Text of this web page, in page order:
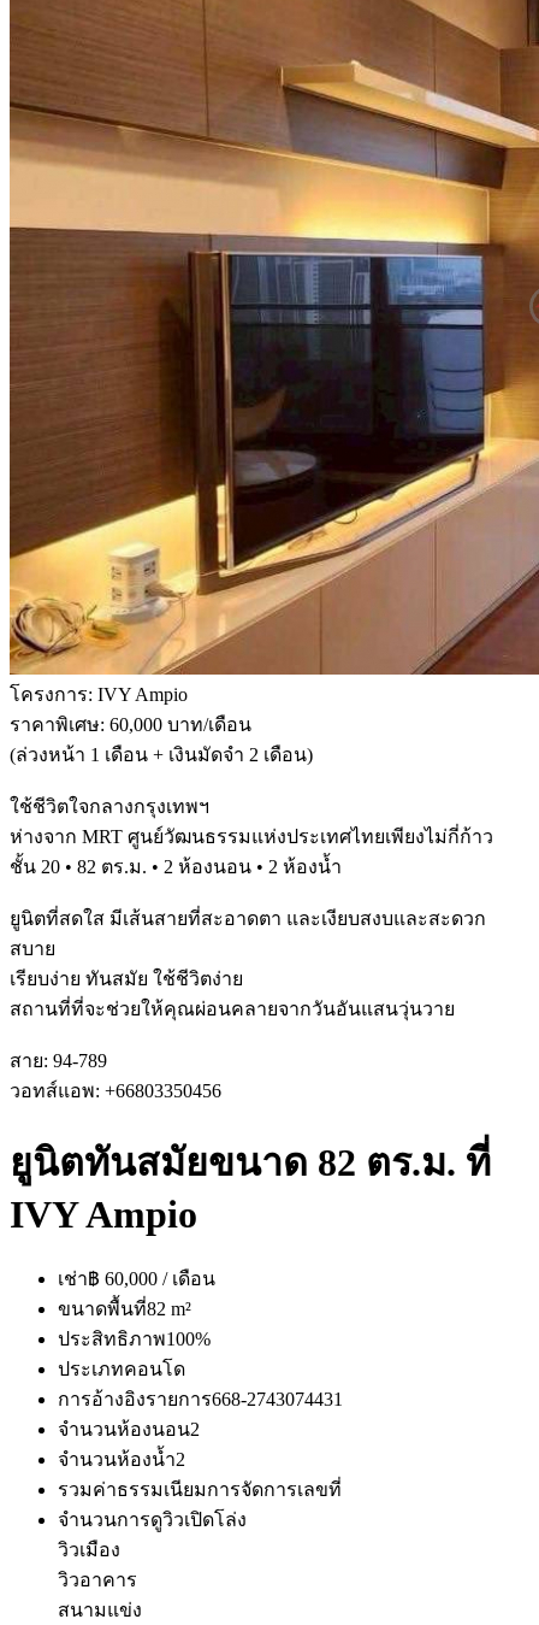
โครงการ: IVY Ampio
ราคาพิเศษ: 60,000 บาท/เดือน
(ล่วงหน้า 1 เดือน + เงินมัดจำ 2 เดือน)
ใช้ชีวิตใจกลางกรุงเทพฯ
ห่างจาก MRT ศูนย์วัฒนธรรมแห่งประเทศไทยเพียงไม่กี่ก้าว
ชั้น 20 • 82 ตร.ม. • 2 ห้องนอน • 2 ห้องน้ำ
ยูนิตที่สดใส มีเส้นสายที่สะอาดตา และเงียบสงบและสะดวก
สบาย
เรียบง่าย ทันสมัย ใช้ชีวิตง่าย
สถานที่ที่จะช่วยให้คุณผ่อนคลายจากวันอันแสนวุ่นวาย
สาย: 94-789
วอทส์แอพ: +66803350456
ยูนิตทันสมัยขนาด 82 ตร.ม. ที่
IVY Ampio
เช่า฿ 60,000 / เดือน
ขนาดพื้นที่82 m²
ประสิทธิภาพ100%
ประเภทคอนโด
การอ้างอิงรายการ668-2743074431
จำนวนห้องนอน2
จำนวนห้องน้ำ2
รวมค่าธรรมเนียมการจัดการเลขที่
จำนวนการดูวิวเปิดโล่ง
วิวเมือง
วิวอาคาร
สนามแข่ง